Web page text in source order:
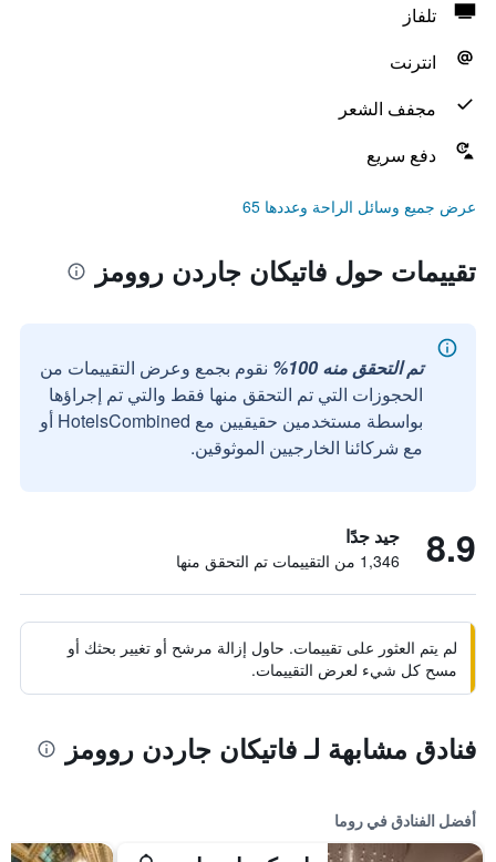
تلفاز
انترنت
مجفف الشعر
دفع سريع
عرض جميع وسائل الراحة وعددها 65
تقييمات حول فاتيكان جاردن روومز
تم التحقق منه 100%
نقوم بجمع وعرض التقييمات من
الحجوزات التي تم التحقق منها فقط والتي تم إجراؤها
بواسطة مستخدمين حقيقيين مع HotelsCombined أو
مع شركائنا الخارجيين الموثوقين.
8.9 جيد جدًا
1,346 من التقييمات تم التحقق منها
لم يتم العثور على تقييمات. حاول إزالة مرشح أو تغيير بحثك أو
مسح كل شيء لعرض التقييمات.
فنادق مشابهة لـ فاتيكان جاردن روومز
أفضل الفنادق في روما